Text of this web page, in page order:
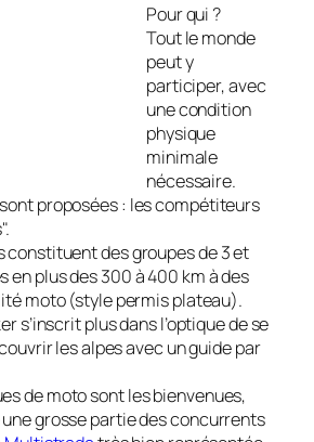
Pour qui ?
Tout le monde
peut y
participer, avec
une condition
physique
minimale
nécessaire.
proposées : les compétiteurs
constituent des groupes de 3 et
en plus des 300 à 400 km à des
moto (style permis plateau).
s’inscrit plus dans l’optique de se
les alpes avec un guide par
de moto sont les bienvenues,
grosse partie des concurrents